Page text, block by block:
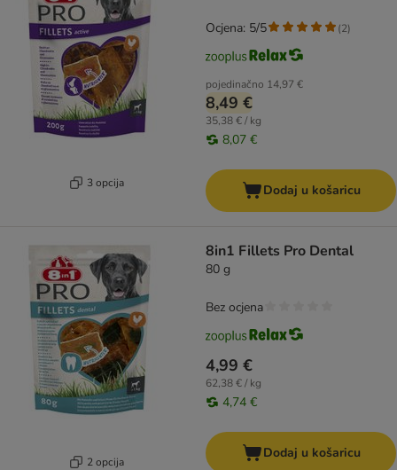
3 opcija
pojedinačno 14,97 €
8,49 €
35,38 € / kg
8,07 €
Ocjena: 5/5 (2)
Dodaj u košaricu
2 opcija
8in1 Fillets Pro Dental
80 g
4,99 €
62,38 € / kg
4,74 €
Bez ocjena
Dodaj u košaricu